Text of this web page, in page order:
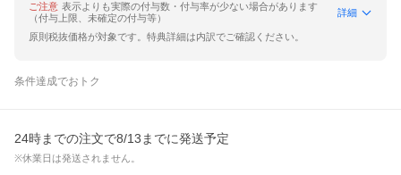
ご注意 表示よりも実際の付与数・付与率が少ない場合があります
（付与上限、未確定の付与等）
詳細
原則税抜価格が対象です。特典詳細は内訳でご確認ください。
条件達成でおトク
24時までの注文で8/13までに発送予定
※休業日は発送されません。